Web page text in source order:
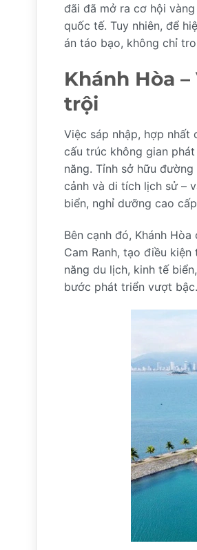
đãi đã mở ra cơ hội
quốc tế. Tuy nhiên, để
án táo bạo, không chỉ
Khánh Hòa
trội
Việc sáp nhập, hợp
cấu trúc không gian
năng. Tỉnh sở hữu
cảnh và di tích lịch sử –
biển, nghỉ dưỡng cao
Bên cạnh đó, Khánh
Cam Ranh, tạo điều
năng du lịch, kinh tế
bước phát triển vượt bậc.